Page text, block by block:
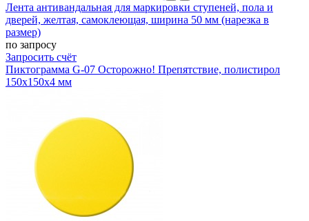
Лента антивандальная для маркировки ступеней, пола и
дверей, желтая, самоклеющая, ширина 50 мм (нарезка в
размер)
по запросу
Запросить счёт
Пиктограмма G-07 Осторожно! Препятствие, полистирол
150x150х4 мм